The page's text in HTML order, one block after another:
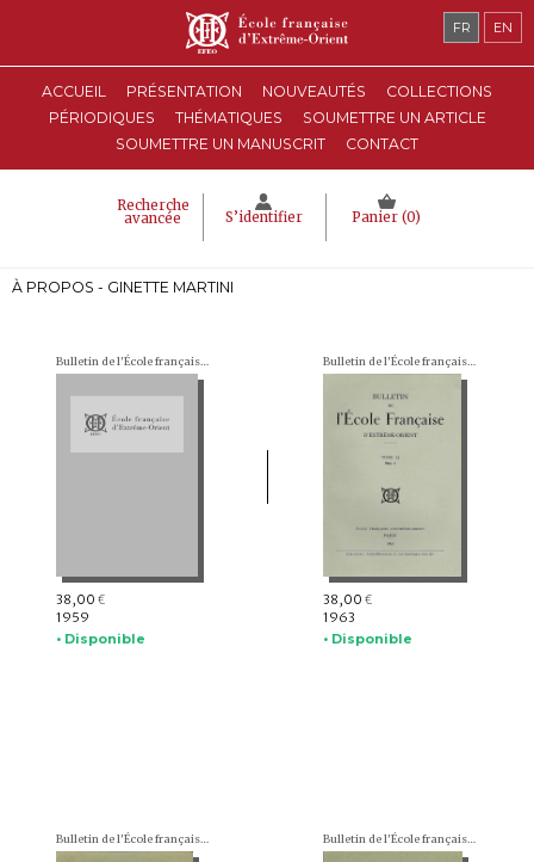
ACCUEIL PRÉSENTATION NOUVEAUTÉS
COLLECTIONS
PÉRIODIQUES
THÉMATIQUES
SOUMETTRE UN ARTICLE
SOUMETTRE UN MANUSCRIT
CONTACT
Recherche
avancée S’identifier Panier (0)
FR EN
À PROPOS - GINETTE MARTINI
Bulletin de l'École française d'Extrême-Orient (BEFEO)
38,00 €
1959
• Disponible
Bulletin de l'École française d'Extrême-Orient (BEFEO)
38,00 €
1963
• Disponible
Bulletin de l'École française d'Extrême-Orient (BEFEO) Bulletin de l'École française d'Extrême-Orient (BEFEO)